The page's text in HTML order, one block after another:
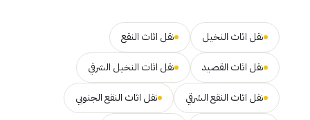
نقل اثاث النخيل نقل اثاث النقع
نقل اثاث القصيد نقل اثاث النخيل الشرقي
نقل اثاث النقع الشرقي نقل اثاث النقع الجنوبي